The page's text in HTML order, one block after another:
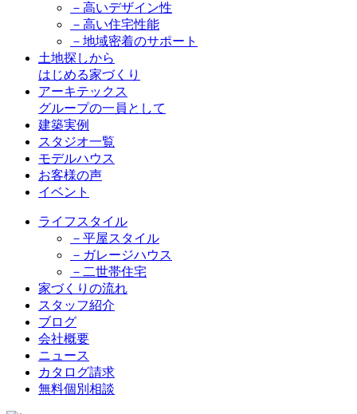
－高いデザイン性
－高い住宅性能
－地域密着のサポート
土地探しから
はじめる家づくり
アーキテックス
グループの一員として
建築実例
スタジオ一覧
モデルハウス
お客様の声
イベント
ライフスタイル
－平屋スタイル
－ガレージハウス
－二世帯住宅
家づくりの流れ
スタッフ紹介
ブログ
会社概要
ニュース
カタログ請求
無料個別相談